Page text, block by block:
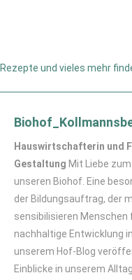
Rezepte und vieles mehr
Hauswirtschafterin und
Gestaltung Mit Liebe
unseren Biohof. Eine
der Bildungsauftrag, der
sensibilisieren Menschen
nachhaltige Entwicklung
unserem Hof-Blog
Einblicke in unserem